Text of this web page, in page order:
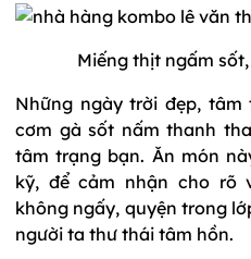
Miếng thịt ngấm
Những ngày trời đẹp,
cơm gà sốt nấm thanh
tâm trạng bạn. Ăn món
kỹ, để cảm nhận cho rõ
không ngấy, quyện trong
người ta thư thái tâm hồn.